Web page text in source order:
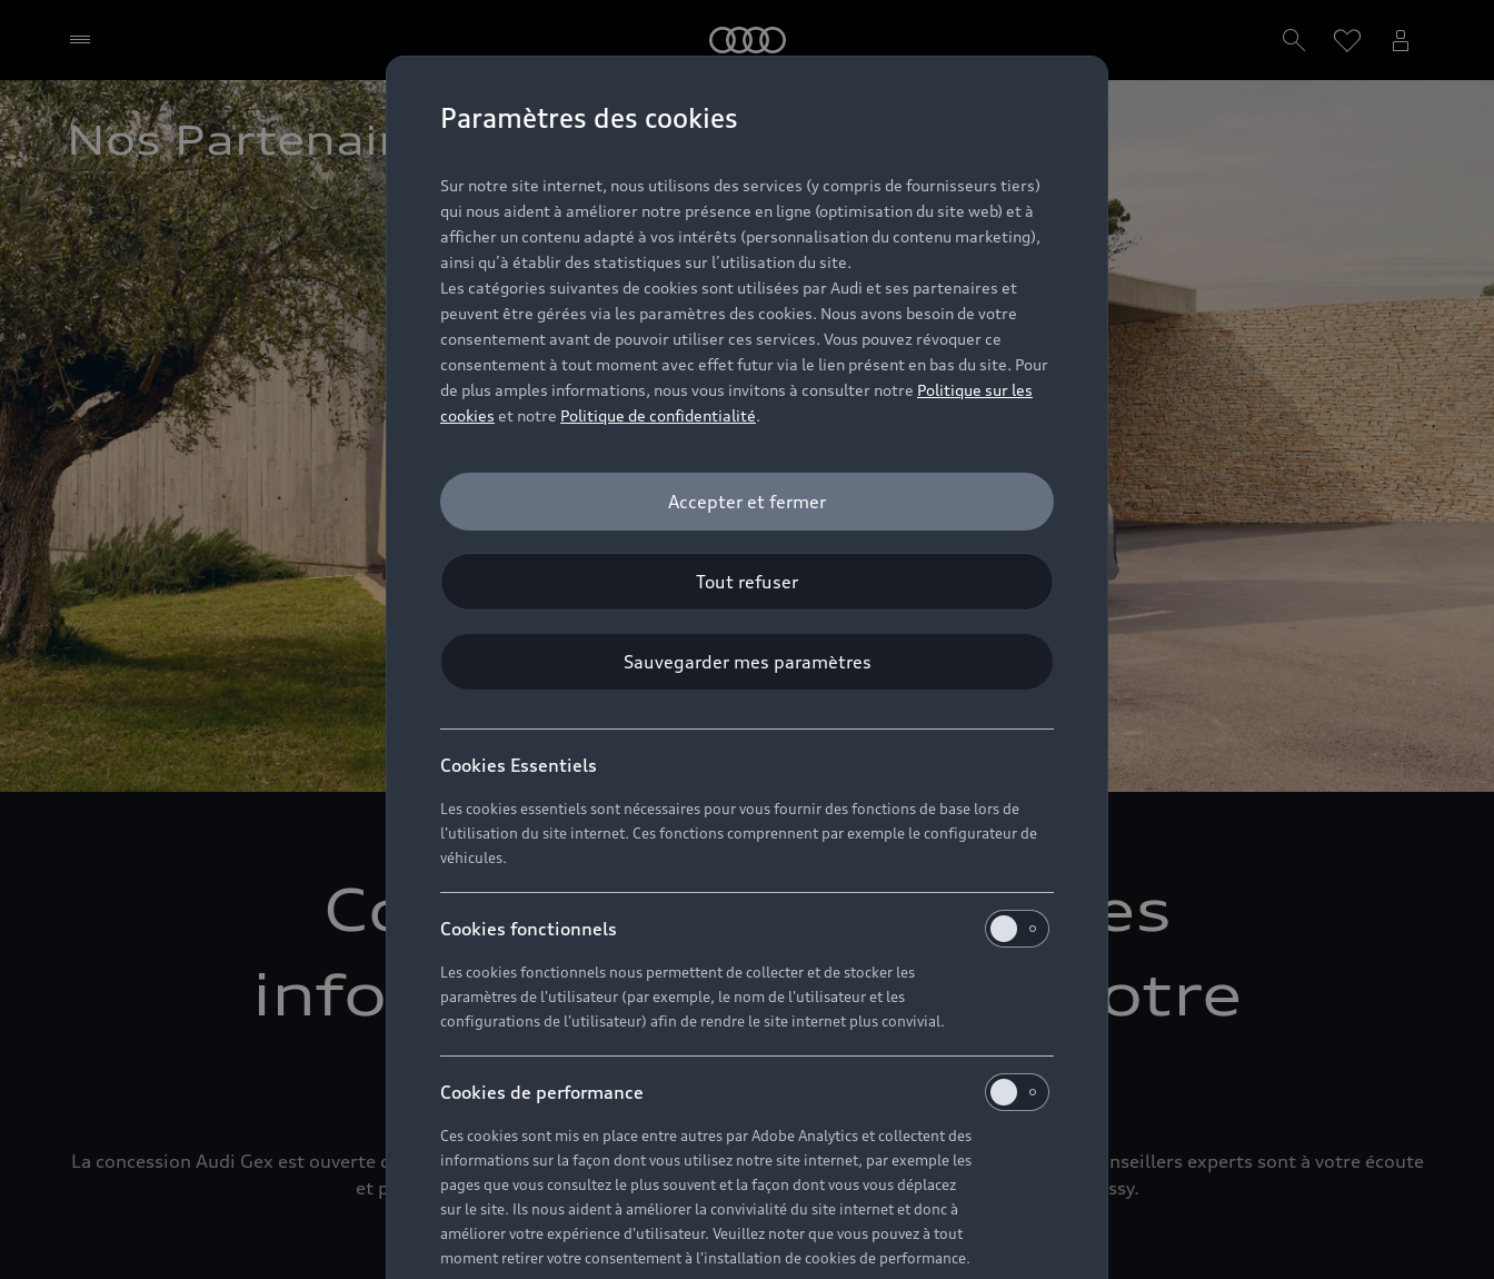
Sélectionner un Partenaire
Nos Partenaires Audi, la concession de Gex
Concession Audi Gex, les
informations utiles sur votre
Partenaire
La concession Audi Gex est ouverte du lundi au vendredi de 8h30 à 19h00 ainsi que le samedi de 9h00 à 18h00. Nos conseillers experts sont à votre écoute
et peuvent vous offrir leurs services à l’adresse suivante : Rue de la Bergerie, 01170 Cessy.
Paramètres des cookies
Sur notre site internet, nous utilisons des services (y compris de fournisseurs tiers)
qui nous aident à améliorer notre présence en ligne (optimisation du site web) et à
afficher un contenu adapté à vos intérêts (personnalisation du contenu marketing),
ainsi qu’à établir des statistiques sur l’utilisation du site.
Les catégories suivantes de cookies sont utilisées par Audi et ses partenaires et
peuvent être gérées via les paramètres des cookies. Nous avons besoin de votre
consentement avant de pouvoir utiliser ces services. Vous pouvez révoquer ce
consentement à tout moment avec effet futur via le lien présent en bas du site. Pour
de plus amples informations, nous vous invitons à consulter notre Politique sur les
cookies et notre Politique de confidentialité.
Accepter et fermer
Tout refuser
Sauvegarder mes paramètres
Cookies Essentiels
Les cookies essentiels sont nécessaires pour vous fournir des fonctions de base lors de
l'utilisation du site internet. Ces fonctions comprennent par exemple le configurateur de
véhicules.
Cookies fonctionnels
Les cookies fonctionnels nous permettent de collecter et de stocker les
paramètres de l'utilisateur (par exemple, le nom de l'utilisateur et les
configurations de l'utilisateur) afin de rendre le site internet plus convivial.
Cookies de performance
Ces cookies sont mis en place entre autres par Adobe Analytics et collectent des
informations sur la façon dont vous utilisez notre site internet, par exemple les
pages que vous consultez le plus souvent et la façon dont vous vous déplacez
sur le site. Ils nous aident à améliorer la convivialité du site internet et donc à
améliorer votre expérience d'utilisateur. Veuillez noter que vous pouvez à tout
moment retirer votre consentement à l'installation de cookies de performance.